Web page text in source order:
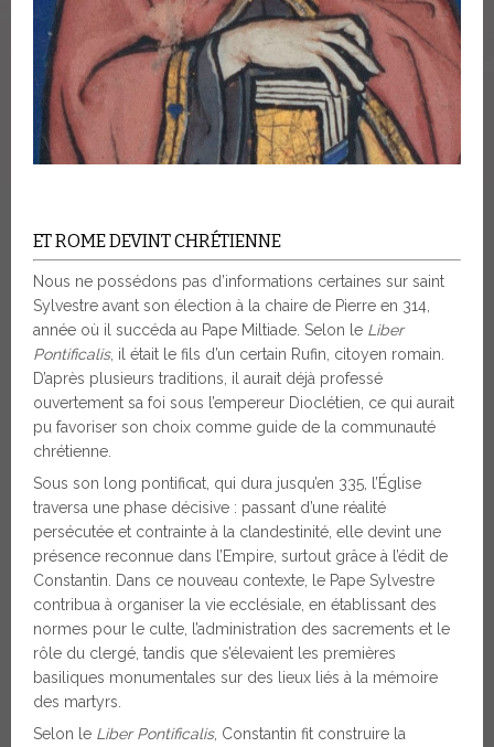
ET ROME DEVINT CHRÉTIENNE
Nous ne possédons pas d’informations certaines sur saint
Sylvestre avant son élection à la chaire de Pierre en 314,
année où il succéda au Pape Miltiade. Selon le Liber
Pontificalis, il était le fils d’un certain Rufin, citoyen romain.
D’après plusieurs traditions, il aurait déjà professé
ouvertement sa foi sous l’empereur Dioclétien, ce qui aurait
pu favoriser son choix comme guide de la communauté
chrétienne.
Sous son long pontificat, qui dura jusqu’en 335, l’Église
traversa une phase décisive : passant d’une réalité
persécutée et contrainte à la clandestinité, elle devint une
présence reconnue dans l’Empire, surtout grâce à l’édit de
Constantin. Dans ce nouveau contexte, le Pape Sylvestre
contribua à organiser la vie ecclésiale, en établissant des
normes pour le culte, l’administration des sacrements et le
rôle du clergé, tandis que s’élevaient les premières
basiliques monumentales sur des lieux liés à la mémoire
des martyrs.
Selon le Liber Pontificalis, Constantin fit construire la